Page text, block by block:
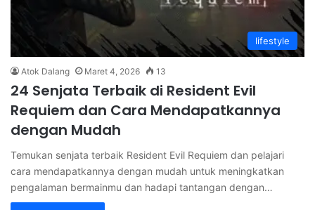
lifestyle
Atok Dalang Maret 4, 2026 13
24 Senjata Terbaik di Resident Evil
Requiem dan Cara Mendapatkannya
dengan Mudah
Temukan senjata terbaik Resident Evil Requiem dan pelajari
cara mendapatkannya dengan mudah untuk meningkatkan
pengalaman bermainmu dan hadapi tantangan dengan…